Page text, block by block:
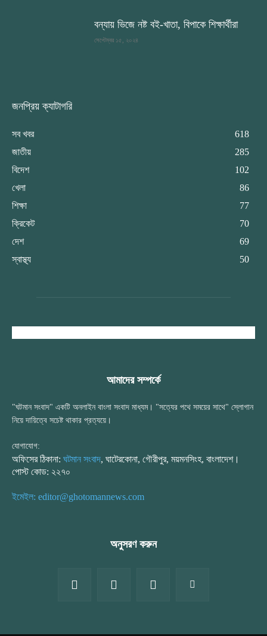
বন্যায় ভিজে নষ্ট বই-খাতা, বিপাকে শিক্ষার্থীরা
সেপ্টেম্বর ১৫, ২০২৪
জনপ্রিয় ক্যাটাগরি
সব খবর
618
জাতীয়
285
বিদেশ
102
খেলা
86
শিক্ষা
77
ক্রিকেট
70
দেশ
69
স্বাস্থ্য
50
আমাদের সম্পর্কে
"ঘটমান সংবাদ" একটি অনলাইন বাংলা সংবাদ মাধ্যম। "সত্যের পথে সময়ের সাথে" স্লোগান
নিয়ে দায়িত্বে সচেষ্ট থাকার প্রত্যয়ে।
যোগাযোগ:
অফিসের ঠিকানা: ঘটমান সংবাদ, ঘাটেরকোনা, গৌরীপুর, ময়মনসিংহ, বাংলাদেশ।
পোস্ট কোড: ২২৭০
ইমেইল: editor@ghotomannews.com
অনুসরণ করুন